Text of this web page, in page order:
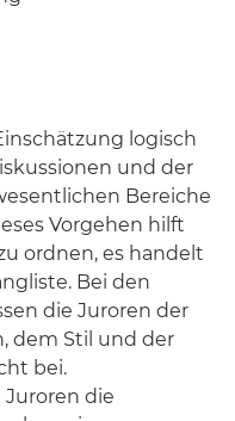
logisch
und der
Bereiche
Vorgehen hilft
ordnen, es handelt
Bei den
die Juroren der
dem Stil und der
bei.
die